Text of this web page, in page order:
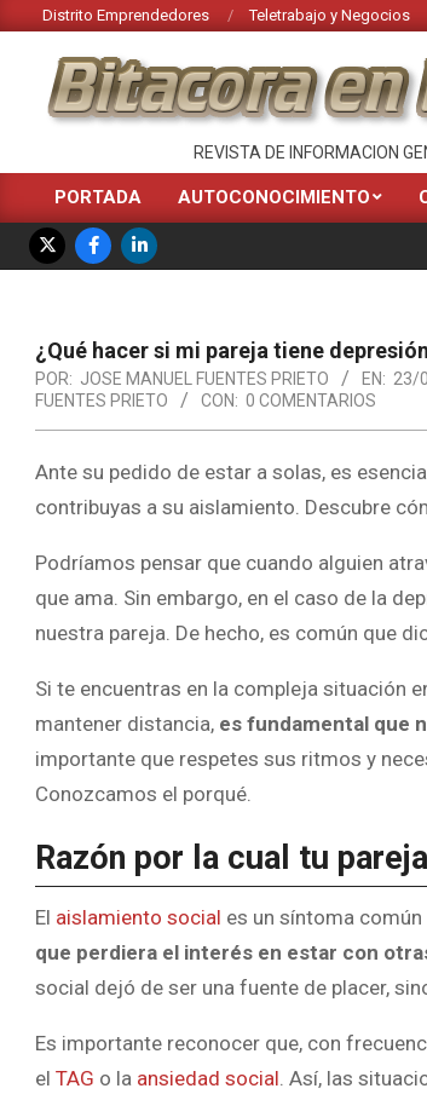
Saltar
contenido
Distrito Emprendedores Teletrabajo y Negocios
BITACORA
EN
LA
RED
REVISTA DE INFORMACION
Menú
de
navegación
PORTADA AUTOCONOCIMIENTO
¿Qué hacer si mi pareja tiene
POR: JOSE MANUEL FUENTES PRIETO EN: 23/
FUENTES PRIETO
CON: 0 COMENTARIOS
Ante su pedido de estar a solas, es
contribuyas a su aislamiento. Descubre
Podríamos pensar que cuando alguien
que ama. Sin embargo, en el caso de la
nuestra pareja. De hecho, es común que
Si te encuentras en la compleja situación
mantener distancia, es fundamental que
importante que respetes sus ritmos y
Conozcamos el porqué.
Razón por la cual tu
El aislamiento social es un síntoma
que perdiera el interés en estar con
social dejó de ser una fuente de placer,
Es importante reconocer que, con
el TAG o la ansiedad social. Así, las